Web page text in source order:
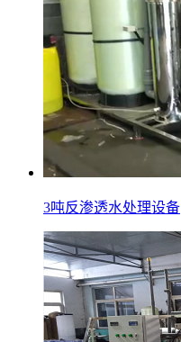
3吨反渗透水处理设备